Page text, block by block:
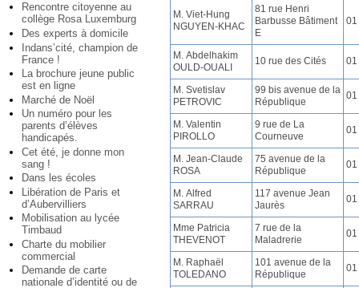
Rencontre citoyenne au
collège Rosa Luxemburg
Des experts à domicile
Indans’cité, champion de
France !
La brochure jeune public
est en ligne
Marché de Noël
Un numéro pour les
parents d’élèves
handicapés.
Cet été, je donne mon
sang !
Dans les écoles
Libération de Paris et
d’Aubervilliers
Mobilisation au lycée
Timbaud
Charte du mobilier
commercial
Demande de carte
nationale d’identité ou de
M. Viet-Hung
NGUYEN-KHAC
81 rue Henri
Barbusse Bâtiment
E
01
M. Abdelhakim
OULD-OUALI
10 rue des Cités 01
M. Svetislav
PETROVIC
99 bis avenue de la
République
01
M. Valentin
PIROLLO
9 rue de La
Courneuve
01
M. Jean-Claude
ROSA
75 avenue de la
République
01
M. Alfred
SARRAU
117 avenue Jean
Jaurès
01
Mme Patricia
THEVENOT
7 rue de la
Maladrerie
01
M. Raphaël
TOLEDANO
101 avenue de la
République
01